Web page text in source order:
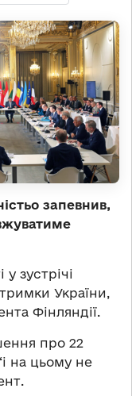
запевнив,
зустрічі
України,
Фінляндії.
про 22
на цьому не